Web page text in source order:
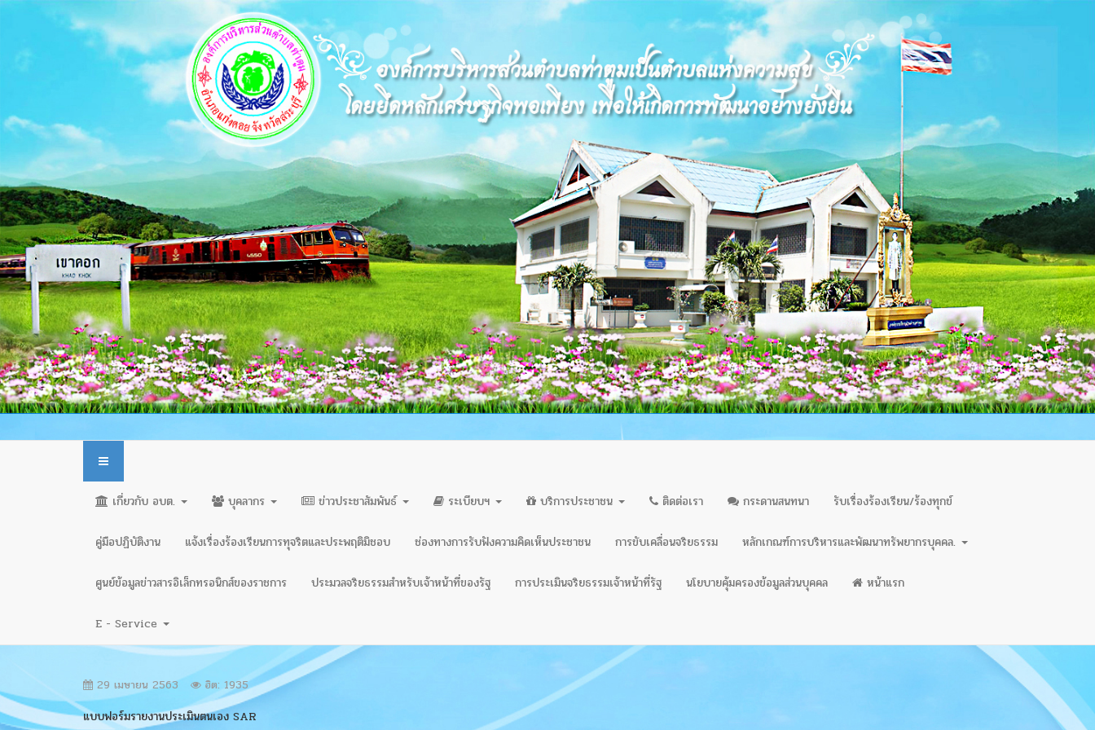
เกี่ยวกับ อบต. บุคลากร ข่าวประชาสัมพันธ์ ระเบียบฯ บริการประชาชน ติดต่อเรา กระดานสนทนา รับเรื่องร้องเรียน/ร้องทุกข์
คู่มือปฏิบัติงาน แจ้งเรื่องร้องเรียนการทุจริตและประพฤติมิชอบ ช่องทางการรับฟังความคิดเห็นประชาชน การขับเคลื่อนจริยธรรม หลักเกณฑ์การบริหารและพัฒนาทรัพยากรบุคคล.
ศูนย์ข้อมูลข่าวสารอิเล็กทรอนิกส์ของราชการ ประมวลจริยธรรมสำหรับเจ้าหน้าที่ของรัฐ การประเมินจริยธรรมเจ้าหน้าที่รัฐ นโยบายคุ้มครองข้อมูลส่วนบุคคล หน้าแรก
E - Service
29 เมษายน 2563 ฮิต: 1935
แบบฟอร์มรายงานประเมินตนเอง SAR